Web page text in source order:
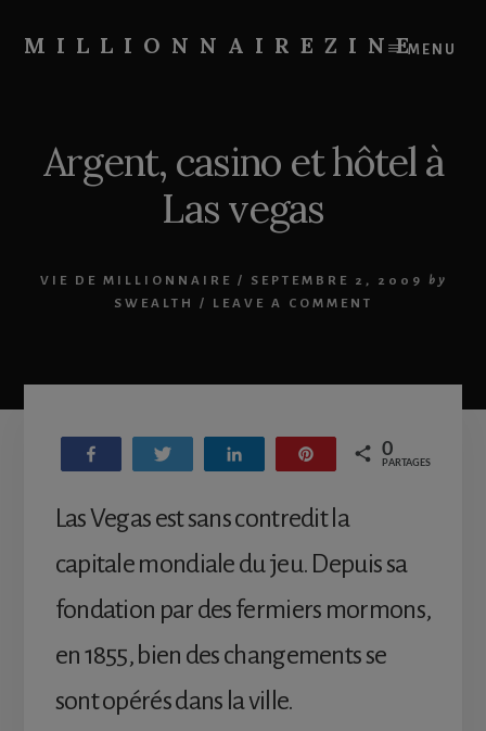
content
primary
MILLIONNAIREZINE
devenir
MENU
Argent, casino et hôtel à
Las vegas
VIE DE MILLIONNAIRE / SEPTEMBRE 2, 2009
by
SWEALTH
/ LEAVE A COMMENT
Partagez Tweetez Partagez Enregistrer
0
PARTAGES
Las Vegas est sans contredit la
capitale mondiale du jeu. Depuis sa
fondation par des fermiers mormons,
en 1855, bien des changements se
sont opérés dans la ville.